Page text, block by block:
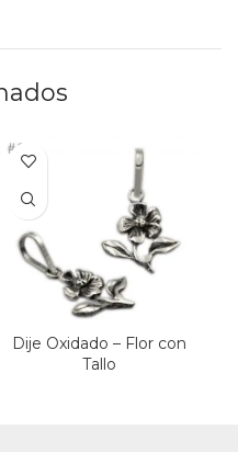
Dije Oxidado – Flor con
Tallo